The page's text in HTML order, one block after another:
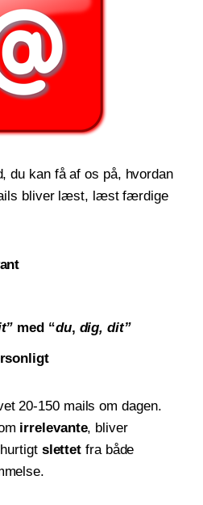
du kan få af os på, hvordan
bliver læst, læst færdige
med “du, dig, dit”
20-150 mails om dagen.
irrelevante, bliver
slettet fra både